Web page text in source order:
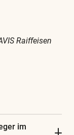
Raiffeisen
im